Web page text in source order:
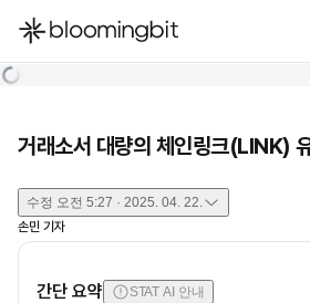
한국어
거래소서 대량의 체인링크(LINK)
수정 오전 5:27 · 2025. 04. 22.
손민 기자
간단 요약 STAT AI 안내